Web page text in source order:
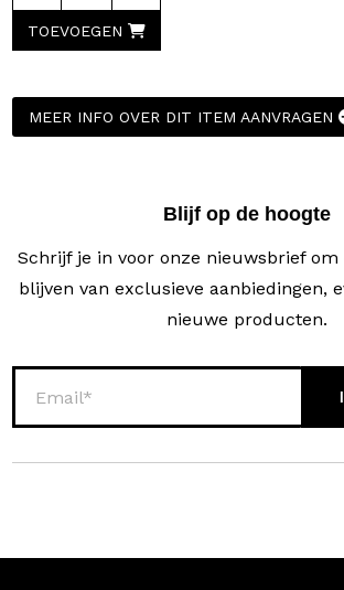
TOEVOEGEN
MEER INFO OVER DIT ITEM AANVRAGEN
Blijf op de hoogte
Schrijf je in voor onze nieuwsbrief om
blijven van exclusieve aanbiedingen,
nieuwe producten.